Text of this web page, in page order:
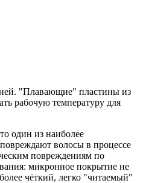
"Плавающие" пластины из
рабочую температуру для
один из наиболее
волосы в процессе
повреждениям по
микронное покрытие не
чёткий, легко "читаемый"